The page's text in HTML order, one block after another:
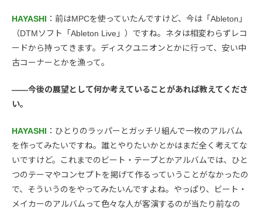
HAYASHI ：前はMPCを使っていたんですけど、今は「Ableton」
（DTMソフト「Ableton Live」）ですね。ネタは相変わらずレコ
ードから持ってきます。ディスクユニオンとかに行って、安い中
古コーナーとかを漁って。
――今後の展望として何か考えていることがあれば教えてくださ
い。
HAYASHI ：ひとりのラッパーとガッチリ組んで一枚のアルバム
を作ってみたいですね。誰とやりたいかとかはまだ全く考えてな
いですけど。これまでのビート・テープとかアルバムでは、ひと
つのテーマやコンセプトを掲げて作るっていうことがなかったの
で、そういうのをやってみたいんですよね。やっぱり、ビート・
メイカーのアルバムって色々な人が客演するのが当たり前なの